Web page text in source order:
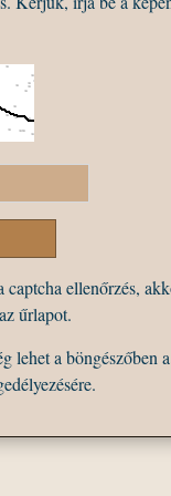
ellenőrzés,
űrlapot.
lehet a böngészőben a